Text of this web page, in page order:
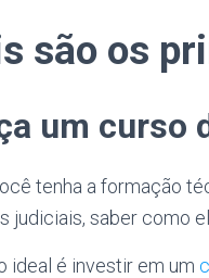
são os
um curso
tenha a formação
judiciais, saber como
ideal é investir em um